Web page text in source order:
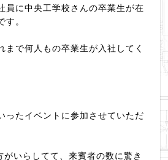
員に中央工学校さんの卒業生が在
す。
まで何人もの卒業生が入社してく
ったイベントに参加させていただ
いらしてて、来賓者の数に驚き